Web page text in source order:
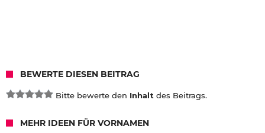
BEWERTE DIESEN BEITRAG
Bitte bewerte den Inhalt des Beitrags.
MEHR IDEEN FÜR VORNAMEN